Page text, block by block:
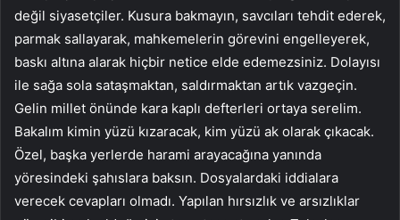
değil siyasetçiler. Kusura bakmayın, savcıları tehdit ederek,
parmak sallayarak, mahkemelerin görevini engelleyerek,
baskı altına alarak hiçbir netice elde edemezsiniz. Dolayısı
ile sağa sola sataşmaktan, saldırmaktan artık vazgeçin.
Gelin millet önünde kara kaplı defterleri ortaya serelim.
Bakalım kimin yüzü kızaracak, kim yüzü ak olarak çıkacak.
Özel, başka yerlerde harami arayacağına yanında
yöresindeki şahıslara baksın. Dosyalardaki iddialara
verecek cevapları olmadı. Yapılan hırsızlık ve arsızlıklar